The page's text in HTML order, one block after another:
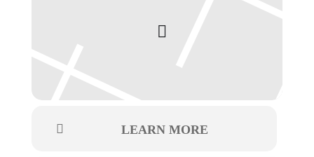
LEARN MORE